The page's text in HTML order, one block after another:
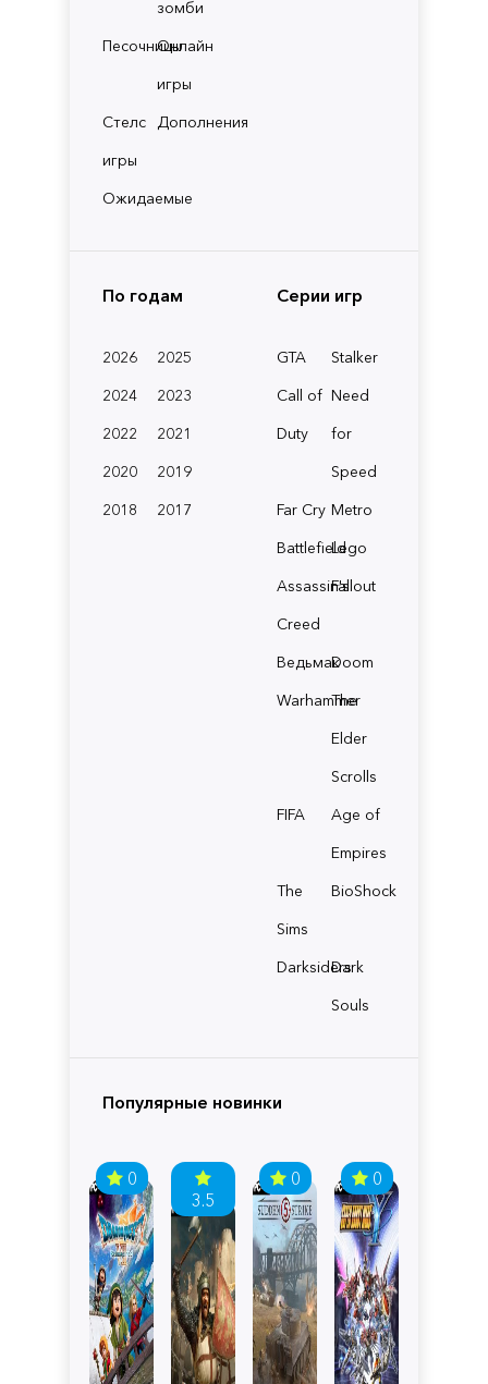
зомби
ПесочницыОнлайн
игры
Стелс
игры
Дополнения
Ожидаемые
По годам
2026
2025
2024
2023
2022
2021
2020
2019
2018
2017
Серии игр
GTA
Stalker
Call of
Duty
Need
for
Speed
Far Cry Metro
BattlefieldLego
Assassin's
Creed
Fallout
ВедьмакDoom
Warhammer
The
Elder
Scrolls
FIFA
Age of
Empires
The
Sims
BioShock
Darksiders
Dark
Souls
Популярные новинки
0
3.5
0 0